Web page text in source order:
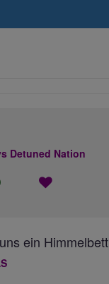
Detuned Nation
ein Himmelbett